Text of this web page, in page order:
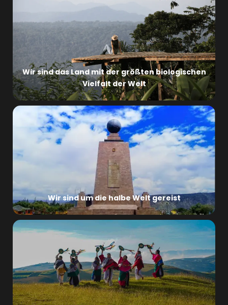
Wir sind das Land mit der größten biologischen
Vielfalt der Welt
Wir sind um die halbe Welt gereist